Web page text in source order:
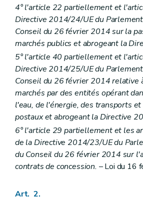
Section 3 Information des candidats, des
Art. 39
Art. 40
Art. 41
Art.41/1
Art. 42
Section 4 Délai d'attente
Art. 43
Art. 44
Art. 45
Section 5 Procédures de
Sous-section 1re
Art. 46
Sous-section 2
Art. 47
Sous-section 3
Art. 48
Sous-section 4
4° l'article 22 partiellement et
Directive 2014/24/UE du
Conseil du 26 février 2014 sur la
marchés publics et abrogeant la
5° l'article 40 partiellement et
Directive 2014/25/UE du
Conseil du 26 février 2014 relative
marchés par des entités opérant
l'eau, de l'énergie, des transports et
postaux et abrogeant la Directive
6° l'article 29 partiellement et les
de la Directive 2014/23/UE du
du Conseil du 26 février 2014 sur
contrats de concession. – Loi du 16
Art. 2.